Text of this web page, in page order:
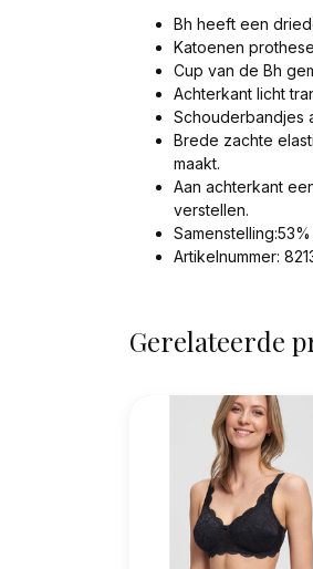
Bh heeft een
Katoenen
Cup van de Bh
Achterkant licht
Schouderbandjes
Brede zachte
maakt.
Aan achterkant
verstellen.
Artikelnummer:
Gerelateerde